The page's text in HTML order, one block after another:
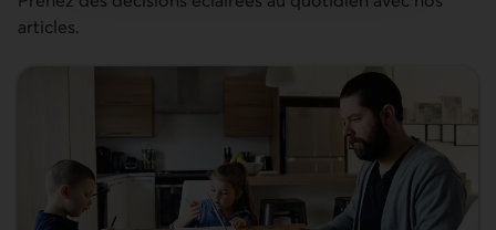
articles.